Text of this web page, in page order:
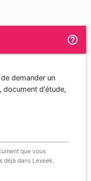
help_outline
demander un
document d'étude,
que vous
déjà dans Lexeek.